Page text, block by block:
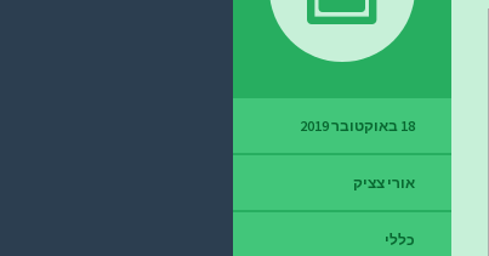
18 באוקטובר 2019
אורי צציק
כללי